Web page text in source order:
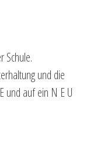
Schule.
und die
und auf ein N E U